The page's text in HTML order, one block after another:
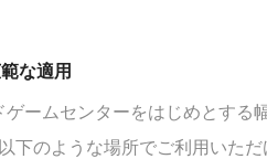
な適用
ームセンターをはじめとする
下のような場所でご利用いただ